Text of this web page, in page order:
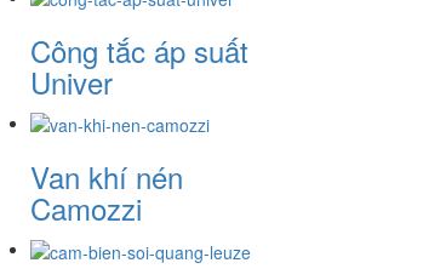
Công tắc áp suất
Univer
Van khí nén
Camozzi